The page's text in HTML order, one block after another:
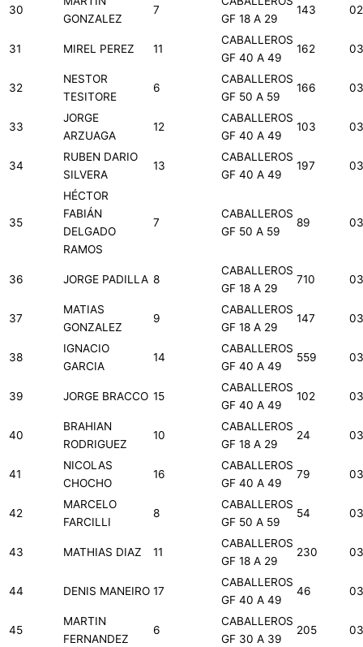
30
GONZALEZ
7
GF 18 A 29
143
31 MIREL PEREZ 11
CABALLEROS
GF 40 A 49
162
32
NESTOR
TESITORE
6
CABALLEROS
GF 50 A 59
166
33
JORGE
ARZUAGA
12
CABALLEROS
GF 40 A 49
103
34
RUBEN DARIO
SILVERA
13
CABALLEROS
GF 40 A 49
197
35
HÉCTOR
FABIÁN
DELGADO
RAMOS
7
CABALLEROS
GF 50 A 59
89
36 JORGE PADILLA 8
CABALLEROS
GF 18 A 29
710
37
MATIAS
GONZALEZ
9
CABALLEROS
GF 18 A 29
147
38
IGNACIO
GARCIA
14
CABALLEROS
GF 40 A 49
559
39 JORGE BRACCO 15
CABALLEROS
GF 40 A 49
102
40
BRAHIAN
RODRIGUEZ
10
CABALLEROS
GF 18 A 29
24
41
NICOLAS
CHOCHO
16
CABALLEROS
GF 40 A 49
79
42
MARCELO
FARCILLI
8
CABALLEROS
GF 50 A 59
54
43 MATHIAS DIAZ 11
CABALLEROS
GF 18 A 29
230
44 DENIS MANEIRO 17
CABALLEROS
GF 40 A 49
46
45
MARTIN
FERNANDEZ
6
CABALLEROS
GF 30 A 39
205